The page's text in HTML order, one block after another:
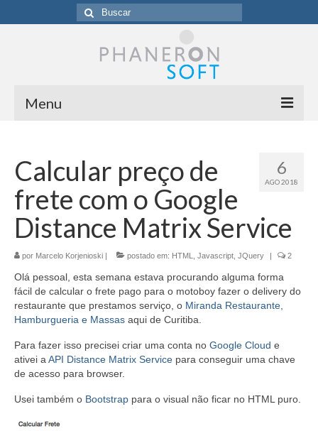
Buscar
por:
Menu
Sobre a Phaneronsoft
Clientes
Blog
Contato
6
AGO 2018
Calcular preço de
frete com o Google
Distance Matrix Service
por Marcelo Korjenioski | postado em: HTML Javascript JQuery | 2
Olá pessoal, esta semana estava procurando alguma forma
fácil de calcular o frete pago para o motoboy fazer o delivery do
restaurante que prestamos serviço, o Miranda Restaurante,
Hamburgueria e Massas aqui de Curitiba.
Para fazer isso precisei criar uma conta no Google Cloud e
ativei a API Distance Matrix Service para conseguir uma chave
de acesso para browser.
Usei também o Bootstrap para o visual não ficar no HTML puro.